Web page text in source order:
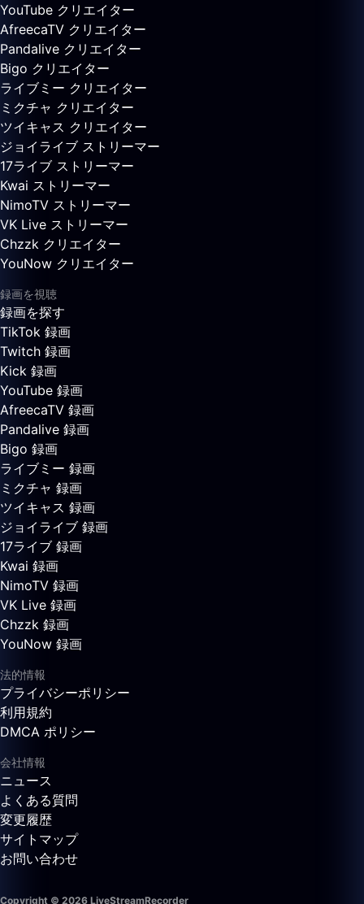
YouTube クリエイター
AfreecaTV クリエイター
Pandalive クリエイター
Bigo クリエイター
ライブミー クリエイター
ミクチャ クリエイター
ツイキャス クリエイター
ジョイライブ ストリーマー
17ライブ ストリーマー
Kwai ストリーマー
NimoTV ストリーマー
VK Live ストリーマー
Chzzk クリエイター
YouNow クリエイター
録画を視聴
録画を探す
TikTok 録画
Twitch 録画
Kick 録画
YouTube 録画
AfreecaTV 録画
Pandalive 録画
Bigo 録画
ライブミー 録画
ミクチャ 録画
ツイキャス 録画
ジョイライブ 録画
17ライブ 録画
Kwai 録画
NimoTV 録画
VK Live 録画
Chzzk 録画
YouNow 録画
法的情報
プライバシーポリシー
利用規約
DMCA ポリシー
会社情報
ニュース
よくある質問
変更履歴
サイトマップ
お問い合わせ
Copyright © 2026 LiveStreamRecorder